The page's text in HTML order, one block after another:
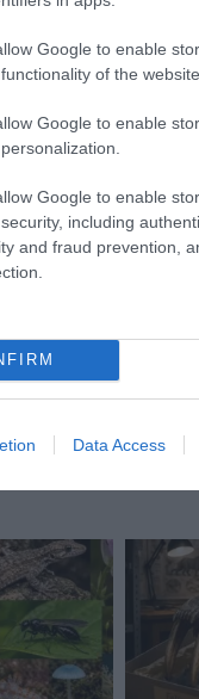
Google to enable
of the
Google to enable
Google to enable
including
and fraud prevention,
Data Access
A
ÉS